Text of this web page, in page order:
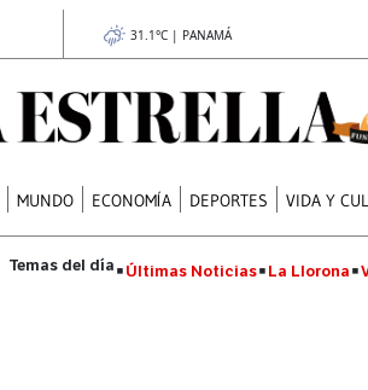
31.1°C | PANAMÁ
MUNDO ECONOMÍA DEPORTES VIDA Y
Últimas Noticias La Llorona